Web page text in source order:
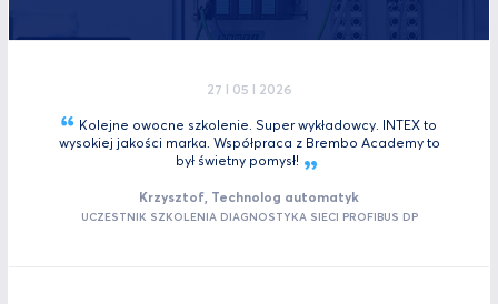
27 I 05 I 2026
Kolejne owocne szkolenie. Super wykładowcy. INTEX to
wysokiej jakości marka. Współpraca z Brembo Academy to
był świetny pomysł!
Krzysztof, Technolog automatyk
UCZESTNIK SZKOLENIA DIAGNOSTYKA SIECI PROFIBUS DP